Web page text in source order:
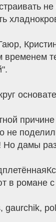
временем
не
Но дамы
в романе
gaurchik,